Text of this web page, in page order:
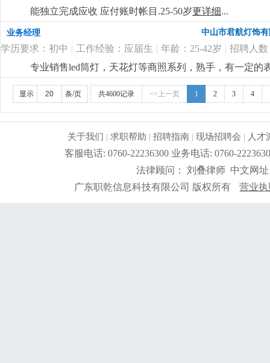
能独立完成应收 应付账时帐目.25-50岁更详细...
业务经理 中山市君航灯饰
学历要求：初中 | 工作经验：应届生 | 年龄：25-42岁 | 招聘人数
专业销售led筒灯，天花灯等商照系列，熟手，有一定
长期出差更详细...
显示 条/页 共4600记录 <<上一页 1 2 3 4
关于我们 |求职帮助 |招聘指南 |现场招聘会 | 人才
客服电话: 0760-22236300 业务电话: 0760-
法律顾问： 刘叠律师 中文网
广东职乾信息科技有限公司 版权所有
营业